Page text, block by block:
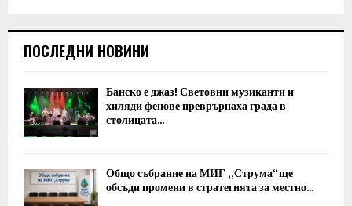
ПОСЛЕДНИ НОВИНИ
Банско е джаз! Световни музиканти и
хиляди фенове преврърнаха града в
столицата...
Общо събрание на МИГ „Струма“ ще
обсъди промени в стратегията за местно...